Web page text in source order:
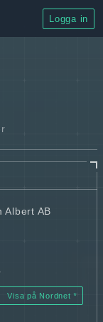
Logga in
Albert AB
Visa på Nordnet